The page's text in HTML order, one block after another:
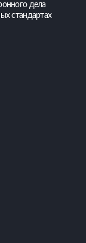
дела
стандартах